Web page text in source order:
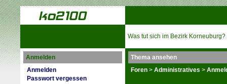
Was tut sich im Bezirk Korneuburg?
Anmelden
Anmelden
Passwort vergessen
Thema ansehen
Foren > Administratives >